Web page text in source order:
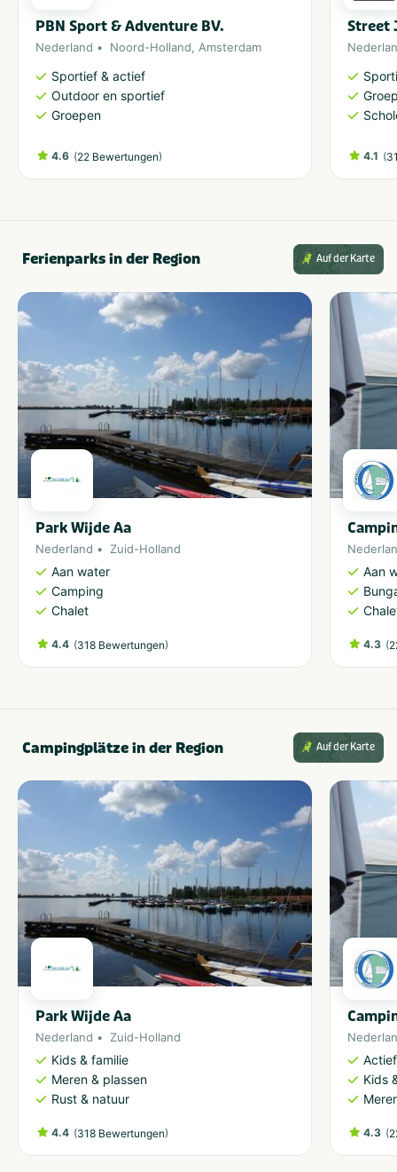
PBN Sport & Adventure BV.
Nederland Noord-Holland, Amsterdam
Sportief & actief
Outdoor en sportief
Groepen
4.6 (22 Bewertungen)
Street
4.1 (
Ferienparks in der Region Auf der Karte
Park Wijde Aa
Nederland Zuid-Holland
Aan water
Camping
Chalet
4.4 (318 Bewertungen)
Aan
4.3 (
Campingplätze in der Region Auf der Karte
Park Wijde Aa
Nederland Zuid-Holland
Kids & familie
Meren & plassen
Rust & natuur
4.4 (318 Bewertungen)
Kids
4.3 (